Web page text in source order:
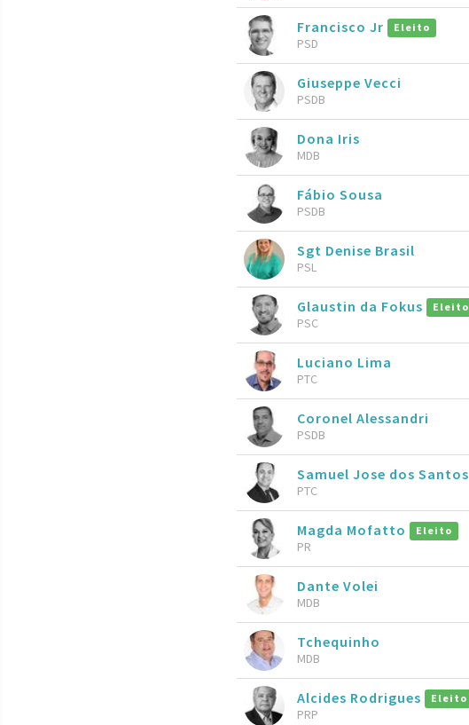
Francisco Jr Eleito
PSD
Giuseppe Vecci
PSDB
Dona Iris
MDB
Fábio Sousa
PSDB
Sgt Denise Brasil
PSL
Glaustin da Fokus Eleito
PSC
Luciano Lima
PTC
Coronel Alessandri
PSDB
Samuel Jose dos Santos
PTC
Magda Mofatto Eleito
PR
Dante Volei
MDB
Tchequinho
MDB
Alcides Rodrigues Eleito
PRP